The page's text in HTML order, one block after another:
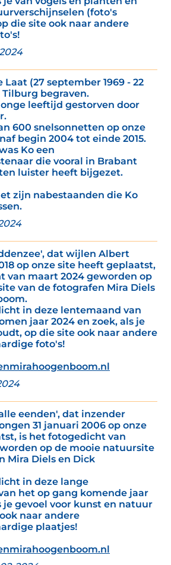
(foto's
die site ook naar andere
Laat (27 september 1969 - 22
begraven.
leeftijd gestorven door
600 snelsonnetten op onze
begin 2004 tot einde 2015.
Ko een
die vooral in Brabant
luister heeft bijgezet.
zijn nabestaanden die Ko
dat wijlen Albert
op onze site heeft geplaatst,
van maart 2024 geworden op
van de fotografen Mira Diels
in deze lentemaand van
jaar 2024 en zoek, als je
op die site ook naar andere
foto's!
eenden', dat inzender
31 januari 2006 op onze
is het fotogedicht van
op de mooie natuursite
Mira Diels en Dick
in deze lange
het op gang komende jaar
je gevoel voor kunst en natuur
naar andere
plaatjes!